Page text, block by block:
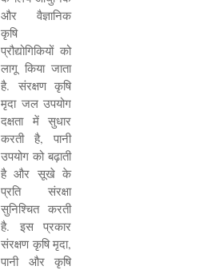
और वैज्ञानिक
कृषि
प्रौद्योगिकियों को
लागू किया जाता
है. संरक्षण कृषि
मृदा जल उपयोग
दक्षता में सुधार
करती है, पानी
उपयोग को बढ़ाती
है और सूखे के
प्रति संरक्षा
सुनिश्चित करती
है. इस प्रकार
संरक्षण कृषि मृदा,
पानी और कृषि